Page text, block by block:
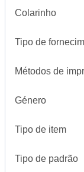
Colarinho
Tipo de
Métodos de
Género
Tipo de item
Tipo de padrão